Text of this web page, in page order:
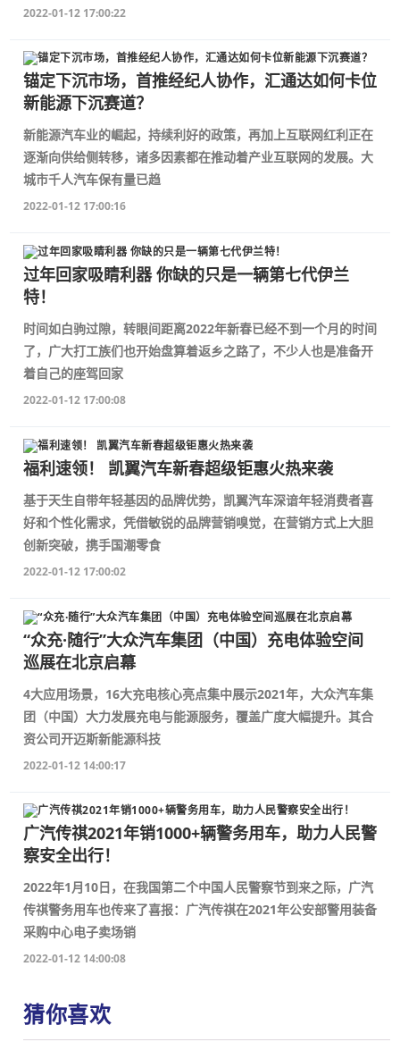
2022-01-12 17:00:22
锚定下沉市场，首推经纪人协作，汇通达如何卡位
新能源下沉赛道？
新能源汽车业的崛起，持续利好的政策，再加上互联网红利正在
逐渐向供给侧转移，诸多因素都在推动着产业互联网的发展。大
城市千人汽车保有量已趋
2022-01-12 17:00:16
过年回家吸睛利器 你缺的只是一辆第七代伊兰
特！
时间如白驹过隙，转眼间距离2022年新春已经不到一个月的时间
了，广大打工族们也开始盘算着返乡之路了，不少人也是准备开
着自己的座驾回家
2022-01-12 17:00:08
福利速领！ 凯翼汽车新春超级钜惠火热来袭
基于天生自带年轻基因的品牌优势，凯翼汽车深谙年轻消费者喜
好和个性化需求，凭借敏锐的品牌营销嗅觉，在营销方式上大胆
创新突破，携手国潮零食
2022-01-12 17:00:02
“众充·随行”大众汽车集团（中国）充电体验空间
巡展在北京启幕
4大应用场景，16大充电核心亮点集中展示2021年，大众汽车集
团（中国）大力发展充电与能源服务，覆盖广度大幅提升。其合
资公司开迈斯新能源科技
2022-01-12 14:00:17
广汽传祺2021年销1000+辆警务用车，助力人民警
察安全出行！
2022年1月10日，在我国第二个中国人民警察节到来之际，广汽
传祺警务用车也传来了喜报：广汽传祺在2021年公安部警用装备
采购中心电子卖场销
2022-01-12 14:00:08
猜你喜欢